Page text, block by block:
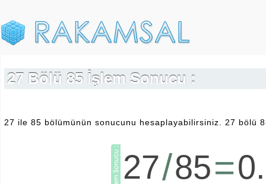
27 Bölü 85 İşlem Sonucu :
27 ile 85 bölümünün sonucunu hesaplayabilirsiniz. 27 bölü
27/85=